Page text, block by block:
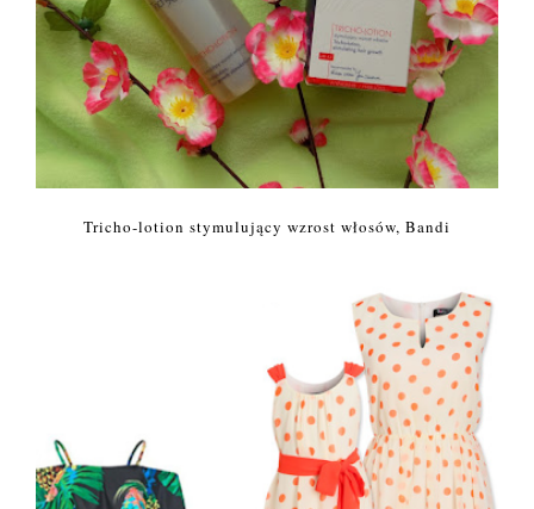
Tricho-lotion stymulujący wzrost włosów, Bandi